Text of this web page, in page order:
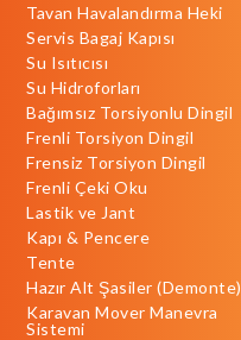
Tavan Havalandırma Heki
Servis Bagaj Kapısı
Su Isıtıcısı
Su Hidroforları
Bağımsız Torsiyonlu Dingil
Frenli Torsiyon Dingil
Frensiz Torsiyon Dingil
Frenli Çeki Oku
Lastik ve Jant
Kapı & Pencere
Tente
Hazır Alt Şasiler (Demonte)
Karavan Mover Manevra
Sistemi